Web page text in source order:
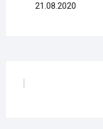
21.08.2020